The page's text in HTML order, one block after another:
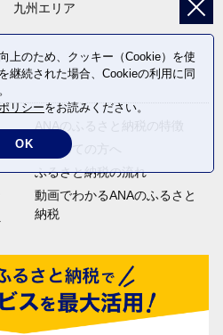
九州エリア
ANAのふるさと納税の特徴
はじめての方へ
ふるさと納税の流れ
動画でわかるANAのふるさと
納税
上のため、クッキー（Cookie）を使
継続された場合、Cookieの利用に同
リシーをお読みください。
OK